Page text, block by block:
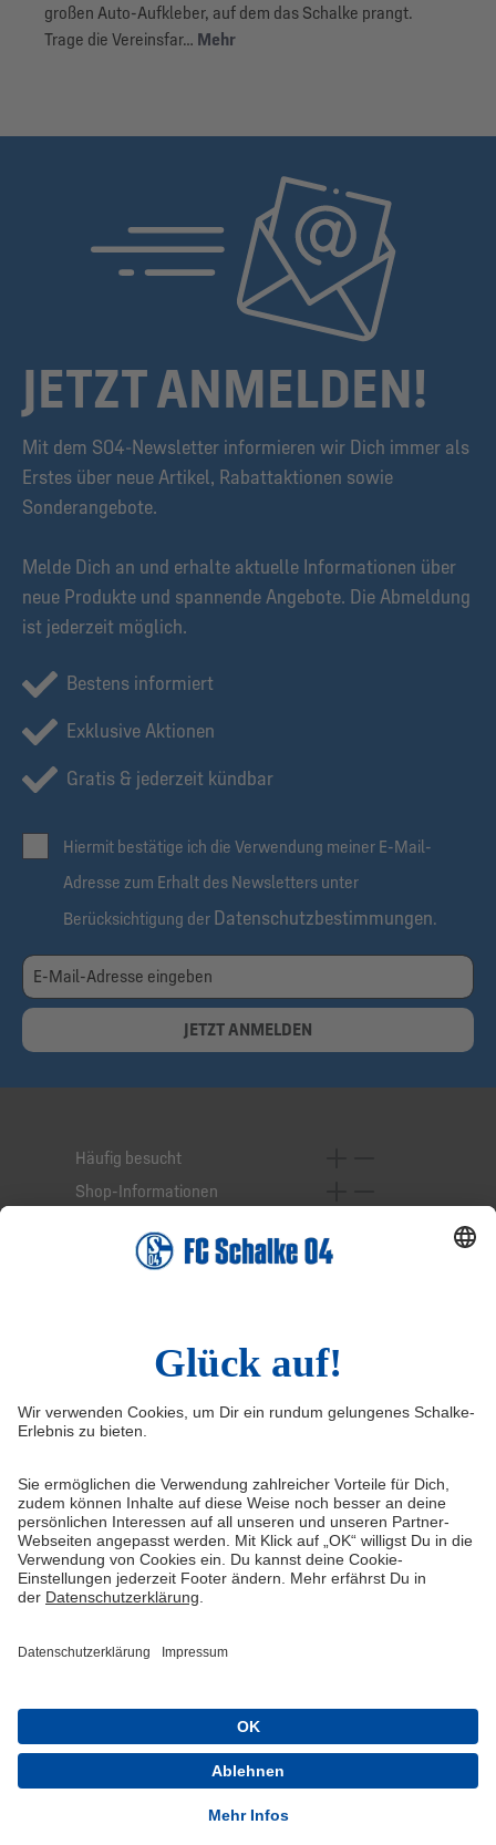
großen Auto-Aufkleber, auf dem das Schalke prangt.
Trage die Vereinsfar… Mehr
JETZT ANMELDEN!
Mit dem S04-Newsletter informieren wir Dich immer als
Erstes über neue Artikel, Rabattaktionen sowie
Sonderangebote.
Melde Dich an und erhalte aktuelle Informationen über
neue Produkte und spannende Angebote. Die Abmeldung
ist jederzeit möglich.
Bestens informiert
Exklusive Aktionen
Gratis & jederzeit kündbar
Hiermit bestätige ich die Verwendung meiner E-Mail-
Adresse zum Erhalt des Newsletters unter
Berücksichtigung der Datenschutzbestimmungen.
JETZT ANMELDEN
Häufig besucht
Shop-Informationen
Service-Hotline
Widerruf Vertrag widerrufen
AGB
Cookie-Einstellungen
Datenschutzerklärung Impressum